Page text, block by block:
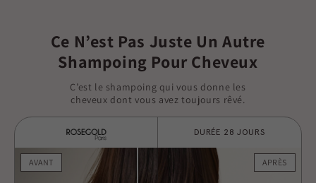
Ce N’est Pas Juste Un Autre
Shampoing Pour Cheveux
C’est le shampoing qui vous donne les
cheveux dont vous avez toujours rêvé.
DURÉE 28 JOURS
APRÈS
AVANT